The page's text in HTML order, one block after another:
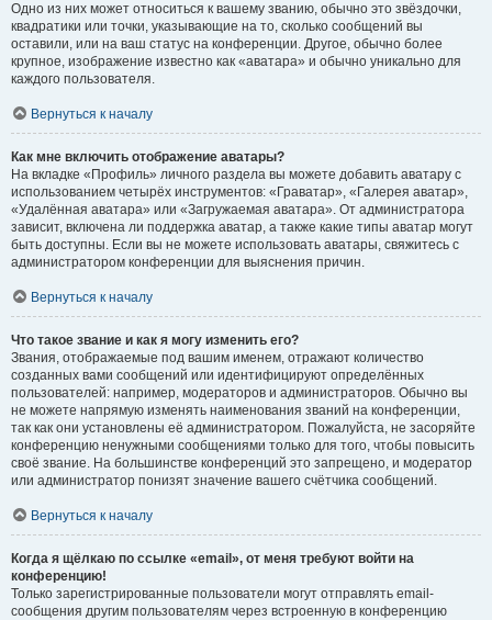
Одно из них может относиться к вашему званию, обычно это звёздочки,
квадратики или точки, указывающие на то, сколько сообщений вы
оставили, или на ваш статус на конференции. Другое, обычно более
крупное, изображение известно как «аватара» и обычно уникально для
каждого пользователя.
Вернуться к началу
Как мне включить отображение аватары?
На вкладке «Профиль» личного раздела вы можете добавить аватару с
использованием четырёх инструментов: «Граватар», «Галерея аватар»,
«Удалённая аватара» или «Загружаемая аватара». От администратора
зависит, включена ли поддержка аватар, а также какие типы аватар могут
быть доступны. Если вы не можете использовать аватары, свяжитесь с
администратором конференции для выяснения причин.
Вернуться к началу
Что такое звание и как я могу изменить его?
Звания, отображаемые под вашим именем, отражают количество
созданных вами сообщений или идентифицируют определённых
пользователей: например, модераторов и администраторов. Обычно вы
не можете напрямую изменять наименования званий на конференции,
так как они установлены её администратором. Пожалуйста, не засоряйте
конференцию ненужными сообщениями только для того, чтобы повысить
своё звание. На большинстве конференций это запрещено, и модератор
или администратор понизят значение вашего счётчика сообщений.
Вернуться к началу
Когда я щёлкаю по ссылке «email», от меня требуют войти на
конференцию!
Только зарегистрированные пользователи могут отправлять email-
сообщения другим пользователям через встроенную в конференцию